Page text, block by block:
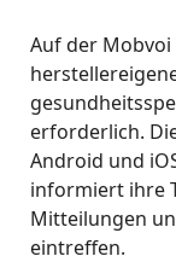
Auf der Mobvoi
erforderlich.
Android und
informiert ihre
Mitteilungen
eintreffen.